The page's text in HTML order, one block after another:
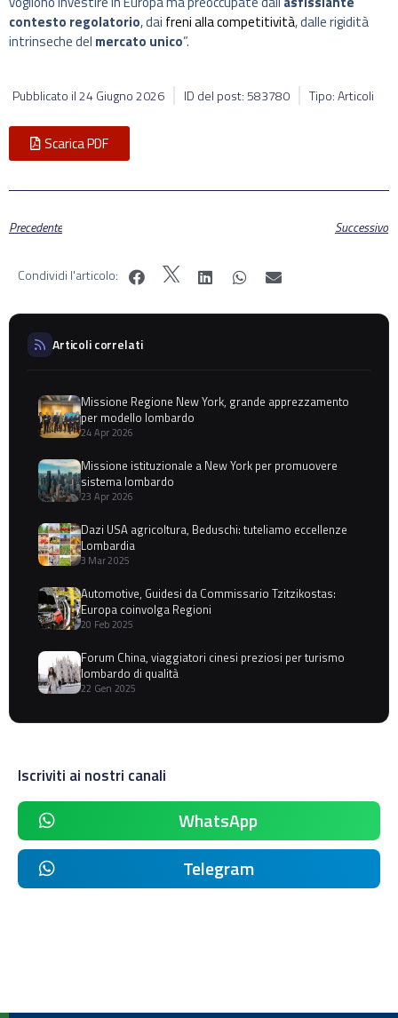
contesto regolatorio, dai freni alla competitività, dalle rigidità
intrinseche del mercato unico”.
Pubblicato il24 Giugno 2026 ID del post: 583780 Tipo: Articoli
Scarica PDF
Precedente Successivo
Condividi l'articolo:
Articoli correlati
Missione Regione New York, grande apprezzamento
per modello lombardo
24 Apr 2026
Missione istituzionale a New York per promuovere
sistema lombardo
23 Apr 2026
Dazi USA agricoltura, Beduschi: tuteliamo eccellenze
Lombardia
3 Mar 2025
Automotive, Guidesi da Commissario Tzitzikostas:
Europa coinvolga Regioni
20 Feb 2025
Forum China, viaggiatori cinesi preziosi per turismo
lombardo di qualità
22 Gen 2025
Iscriviti ai nostri canali
WhatsApp
Telegram